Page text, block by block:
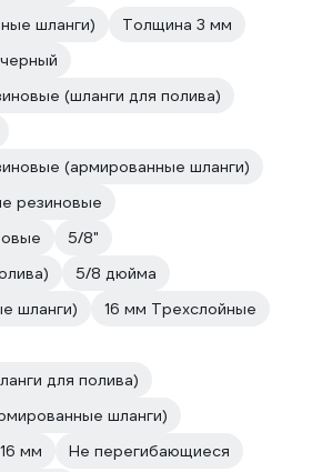
шланги)
Толщина 3 мм
(шланги для полива)
(армированные шланги)
резиновые
5/8"
5/8 дюйма
шланги)
16 мм Трехслойные
для полива)
шланги)
мм
Не перегибающиеся